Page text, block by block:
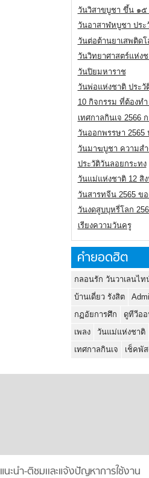
วันวิสาขบูชา ขึ้น ๑๕
วันอาสาฬหบูชา ประ
วันต่อต้านยาเสพติด
วันวิทยาศาสตร์แห่ง
วันปิยมหาราช
วันพ่อแห่งชาติ ประวั
10 กิจกรรม ที่ต้องท
เทศกาลกินเจ 2566
วันออกพรรษา 2565
วันมาฆบูชา ความส
ประวัติวันลอยกระทง
วันแม่แห่งชาติ 12 สิ
วันสารทจีน 2565 ข
วันงดสูบบุหรี่โลก
เรียงความวันครู
คำยอดฮิต
กลอนรัก วันวาเลนไท
บ้านเดี่ยว รังสิต
กฏอัยการศึก
ดูทีวีอ
เพลง
วันแม่แห่งชาติ
เทศกาลกินเจ
เช็คพั
แนะนำ-ติชมเเละแจ้งปัญหาการใช้งาน